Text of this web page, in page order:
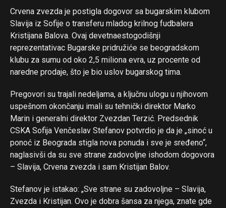
Crvena zvezda je postigla dogovor sa bugarskim klubom
Slavija iz Sofije o transferu mladog krilnog fudbalera
Kristijana Balova. Ovaj devetnaestogodišnji
reprezentativac Bugarske pridružiće se beogradskom
klubu za sumu od oko 2,5 miliona evra, uz procente od
naredne prodaje, što je bio uslov bugarskog tima.
Pregovori su trajali nedeljama, a ključnu ulogu u njihovom
uspešnom okončanju imali su tehnički direktor Marko
Marin i generalni direktor Zvezdan Terzić. Predsednik
CSKA Sofija Venčeslav Stefanov potvrdio je da je „sinoć u
ponoć iz Beograda stigla nova ponuda i sve je sređeno“,
naglasivši da su sve strane zadovoljne ishodom dogovora
– Slavija, Crvena zvezda i sam Kristijan Balov.
Stefanov je istakao: „Sve strane su zadovoljne – Slavija,
Zvezda i Kristijan. Ovo je dobra šansa za njega, znate gde